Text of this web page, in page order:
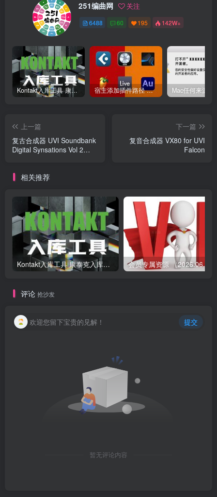
251编曲网 关注
6488 60 195 142W+
Kontakt入库工具 康泰克入库教程 宿主添加插件路径 插件路径设置 VSTPlugins路径
上一篇
复古合成器 UVI Soundbank
Digital Synsations Vol 2
下一篇
复音合成器 VX80 for UVI
Falcon
相关推荐
Kontakt入库工具 康泰克入库教程
评论 抢沙发
欢迎您留下宝贵的见解！ 提交
暂无评论内容